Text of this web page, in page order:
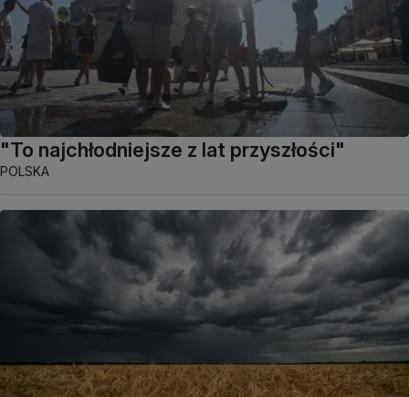
"To najchłodniejsze z lat przyszłości"
POLSKA